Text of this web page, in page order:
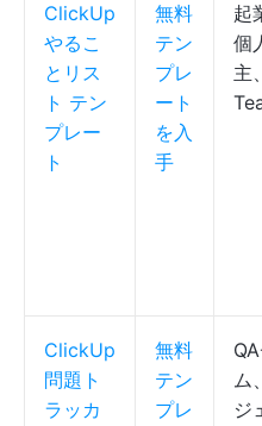
ClickUp
やるこ
とリス
ト テン
プレー
ト
無料
テン
プレ
ート
を入
手
起
個
主、
ClickUp
問題ト
ラッカ
無料
テン
プレ
ム
ジ